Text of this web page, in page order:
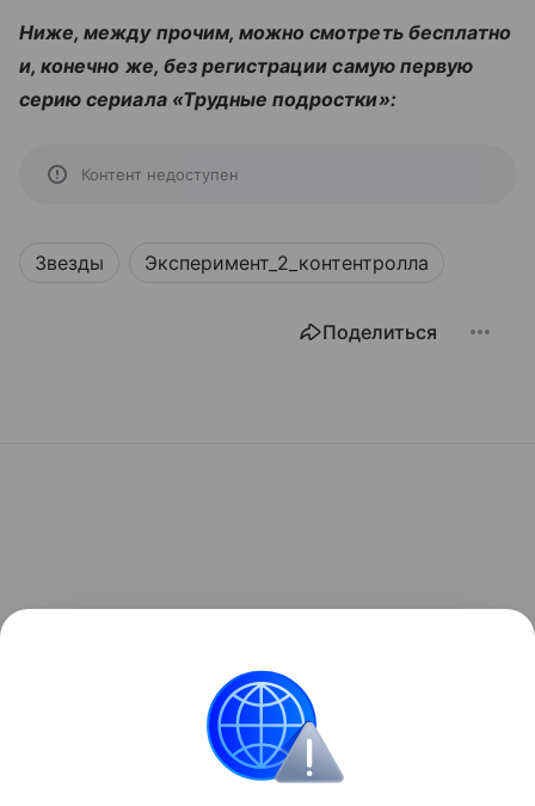
Ниже, между прочим, можно смотреть бесплатно
и, конечно же, без регистрации самую первую
серию сериала «Трудные подростки»:
Контент недоступен
Звезды Эксперимент_2_контентролла
Поделиться